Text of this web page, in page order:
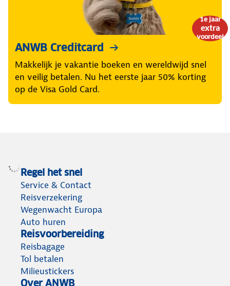
1e jaar
extra
voordeel
ANWB Creditcard
Makkelijk je vakantie boeken en wereldwijd snel
en veilig betalen. Nu het eerste jaar 50% korting
op de Visa Gold Card.
Regel het snel
Service & Contact
Reisverzekering
Wegenwacht Europa
Auto huren
Reisvoorbereiding
Reisbagage
Tol betalen
Milieustickers
Over ANWB